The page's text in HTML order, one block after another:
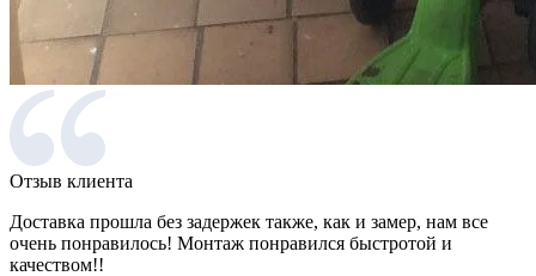
Отзыв клиента
Доставка прошла без задержек также, как и замер, нам все
очень понравилось! Монтаж понравился быстротой и
качеством!!